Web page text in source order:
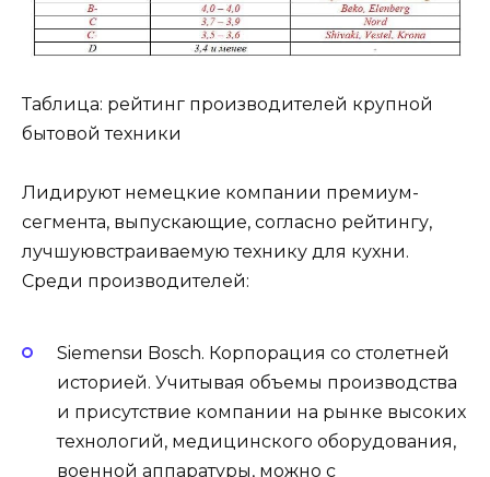
Таблица: рейтинг производителей крупной
бытовой техники
Лидируют немецкие компании премиум-
сегмента, выпускающие, согласно рейтингу,
лучшуювстраиваемую технику для кухни.
Среди производителей:
Siemensи Bosch. Корпорация со столетней
историей. Учитывая объемы производства
и присутствие компании на рынке высоких
технологий, медицинского оборудования,
военной аппаратуры, можно с